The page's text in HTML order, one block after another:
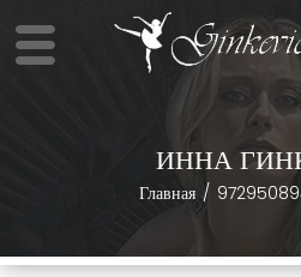
ИННА
Главная